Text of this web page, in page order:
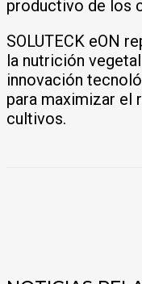
productivo de los
SOLUTECK eON
la nutrición
innovación
para maximizar el
cultivos.